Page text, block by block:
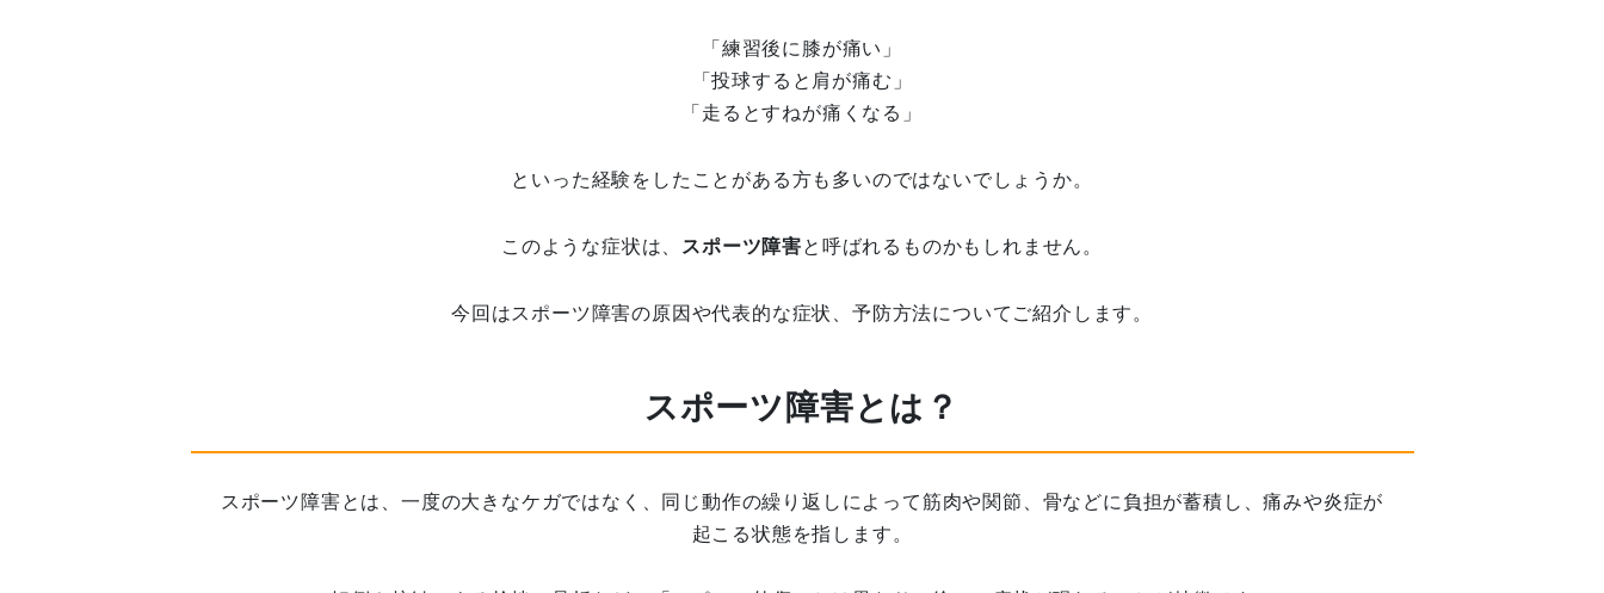
「練習後に膝が痛い」
「投球すると肩が痛む」
「走るとすねが痛くなる」
といった経験をしたことがある方も多いのではないでしょうか。
このような症状は、 スポーツ障害と呼ばれるものかもしれません。
今回はスポーツ障害の原因や代表的な症状、予防方法についてご紹介します。
スポーツ障害とは？
スポーツ障害とは、一度の大きなケガではなく、同じ動作の繰り返しによって筋肉や関節、骨などに負担が蓄積し、痛みや炎症が
起こる状態を指します。